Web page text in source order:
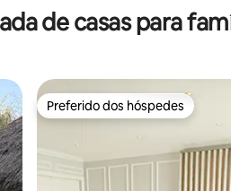
de casas para
Preferido dos hóspedes
Preferido dos hóspedes